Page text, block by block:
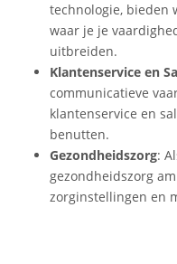
technologie, bieden
waar je je
uitbreiden.
Klantenservice en
communicatieve
klantenservice en
benutten.
Gezondheidszorg:
gezondheidszorg
zorginstellingen en